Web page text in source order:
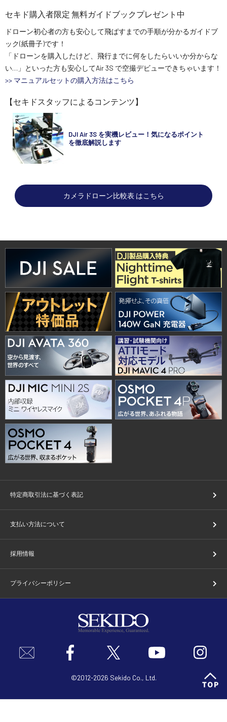
セキド購入者限定 無料ガイドブックプレゼント中
ドローン初心者の方も安心して飛ばすまでの手順が分かるガイドブ
ック(紙冊子)です！
「ドローンを購入したけど、飛行までに何をしたらいいか分からな
い…」といった方も安心してAir 3S で空撮デビューできちゃいます！
>> マニュアルセットの購入方法はこちら
【セキドスタッフによるコンテンツ】
DJI Air 3S を実機レビュー！気になるポイント
を徹底解説します
カメラドローン比較表 はこちら
特定商取引法に基づく表記
支払い方法について
採用情報
プライバシーポリシー
©2012-2026 Sekido Co., Ltd.